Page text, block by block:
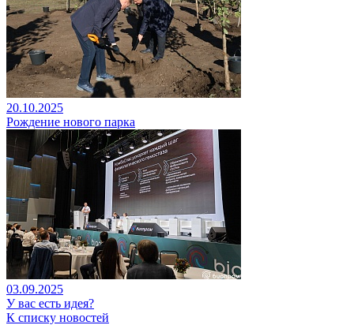
20.10.2025
Рождение нового парка
03.09.2025
У вас есть идея?
К списку новостей